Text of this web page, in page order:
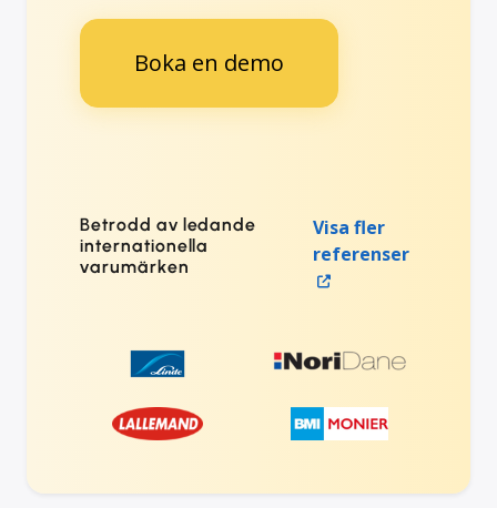
Boka en demo
Betrodd av ledande
internationella
varumärken
Visa fler
referenser